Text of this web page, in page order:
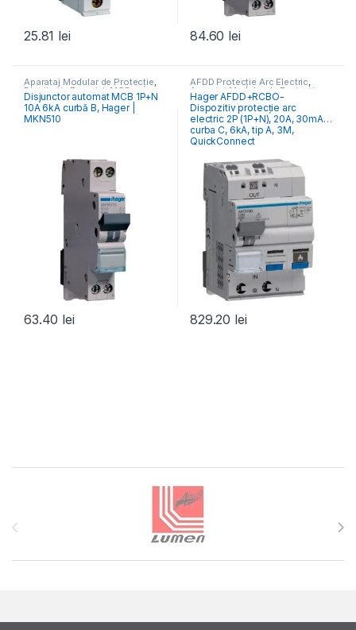
25.81 lei 84.60 lei
Aparataj Modular de Protecție,
Distribuția Energiei , MCB
Întrerupătoare Automate
Disjunctor automat MCB 1P+N
10A 6kA curbă B, Hager |
MKN510
63.40 lei
AFDD Protecție Arc Electric,
Aparataj Modular de Protecție
Distribuția Energiei
Hager AFDD+RCBO-
Dispozitiv protecție arc
electric 2P (1P+N), 20A, 30mA,
curba C, 6kA, tip A, 3M,
QuickConnect
829.20 lei